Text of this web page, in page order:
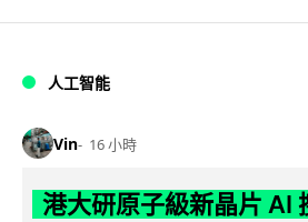
人工智能
Vin 16 小時
港大研原子級新晶片 AI